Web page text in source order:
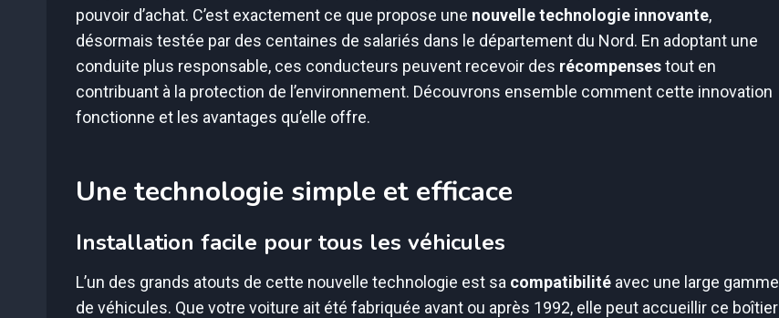
pouvoir d’achat. C’est exactement ce que propose une nouvelle technologie innovante,
désormais testée par des centaines de salariés dans le département du Nord. En adoptant une
conduite plus responsable, ces conducteurs peuvent recevoir des récompensestout en
contribuant à la protection de l’environnement. Découvrons ensemble comment cette innovation
fonctionne et les avantages qu’elle offre.
Une technologie simple et efficace
Installation facile pour tous les véhicules
L’un des grands atouts de cette nouvelle technologie est sa compatibilité avec une large gamme
de véhicules. Que votre voiture ait été fabriquée avant ou après 1992, elle peut accueillir ce boîtier